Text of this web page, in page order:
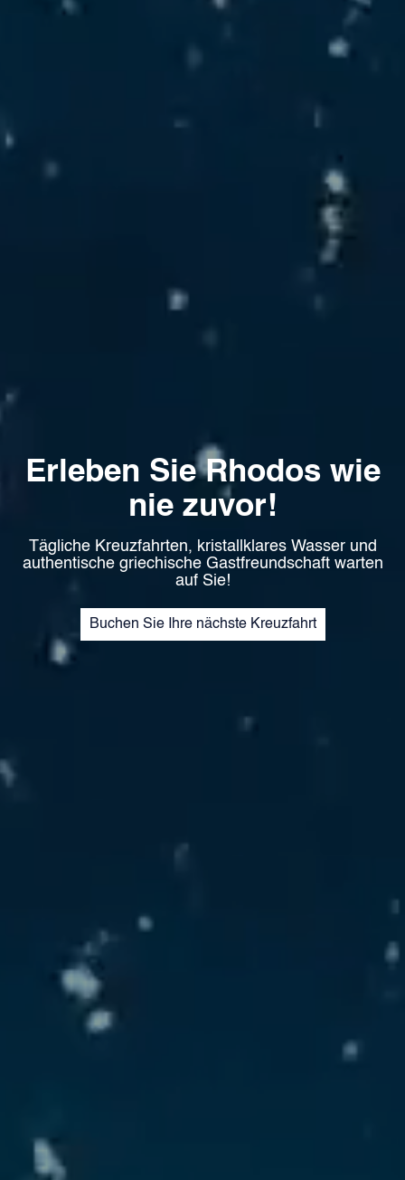
Erleben Sie Rhodos wie
nie zuvor!
Tägliche Kreuzfahrten, kristallklares Wasser und
authentische griechische Gastfreundschaft warten
auf Sie!
Buchen Sie Ihre nächste Kreuzfahrt